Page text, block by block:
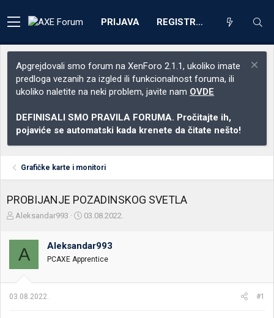
PRIJAVA REGISTRACIJA
Apgrejdovali smo forum na XenForo 2.1.1, ukoliko imate
predloga vezanih za izgled ili funkcionalnost foruma, ili
ukoliko naletite na neki problem, javite nam OVDE
DEFINISALI SMO PRAVILA FORUMA. Pročitajte ih,
pojaviće se automatski kada krenete da čitate nešto!
Grafičke karte i monitori
PROBIJANJE POZADINSKOG SVETLA
Z
n
i
k
Aleksandar993
D
u
m
o
03.08.2022.
A Aleksandar993
PCAXE Apprentice
03.08.2022. #1